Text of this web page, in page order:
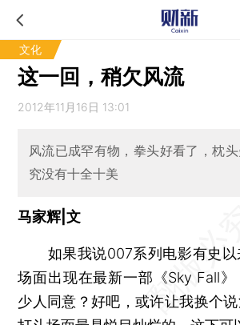
文化
这一回，稍欠风流
2012年11月16日 13:01
风流已成罕有物，拳头好看了，枕
究没有十全十美
马家辉|文
如果我说007系列电影有史以
场面出现在最新一部《Sky Fall
少人同意？好吧，或许让我换个